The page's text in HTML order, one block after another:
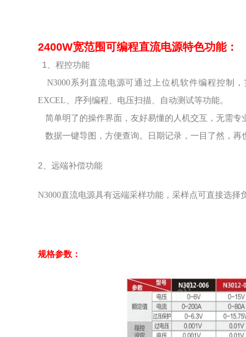
2400W宽范围可编程直流电源特色功能：
1、 程控功能
N3000系列直流电源可通过上位机软件编程控制
EXCEL、序列编程、电压扫描、自动测试等功能。
简单明了的操作界面，友好易懂的人机交互，无需专
数据一键导图，方便查询。日期记录，一目了然，再
2、远端补偿功能
N3000直流电源具有远端采样功能，采样点可直接选择
规格参数：